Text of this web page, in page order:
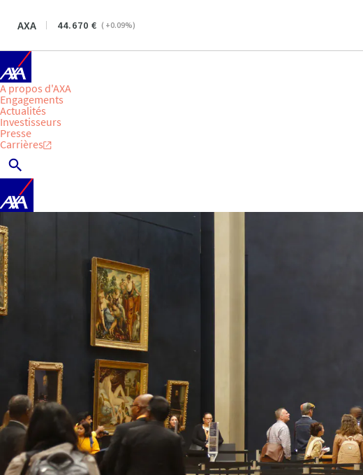
AXA 44.670 ( +0.09%)
A propos d'AXA
Engagements
Actualités
Investisseurs
Presse
Carrières